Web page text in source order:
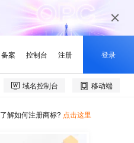
了解如何注册商标? 点击这里